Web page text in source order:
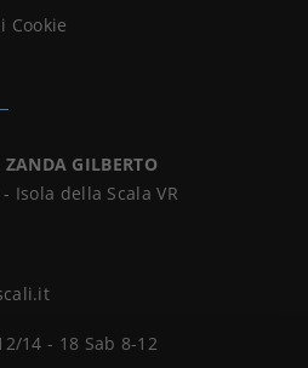
Cookie
GILBERTO
Isola della Scala VR
14 - 18 Sab 8-12